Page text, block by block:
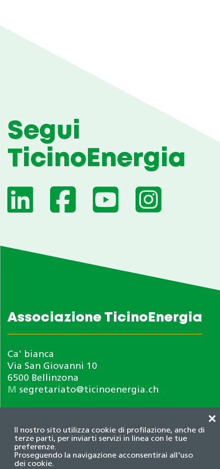
Il nostro sito utilizza cookie di profilazione, anche di
terze parti, per inviarti servizi in linea con le tue
preferenze.
Proseguendo la navigazione acconsentirai all'uso
dei cookie.
❌
Segui
TicinoEnergia
Associazione TicinoEnergia
Ca' bianca
Via San Giovanni 10
6500 Bellinzona
M segretariato@ticinoenergia.ch
Informativa privacy